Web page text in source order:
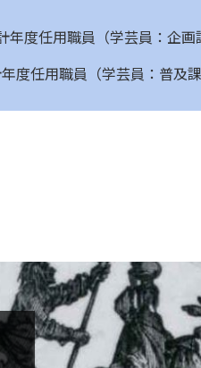
年度任用職員（学芸員：企画
度任用職員（学芸員：普及